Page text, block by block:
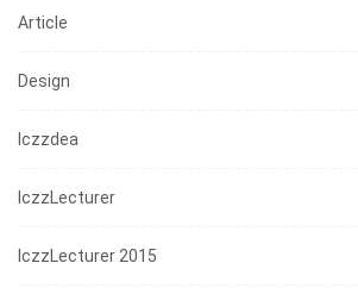
Article
Design
Iczzdea
IczzLecturer
IczzLecturer 2015